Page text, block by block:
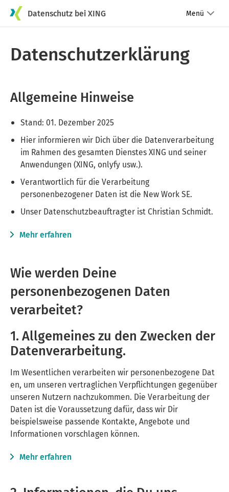
Datenschutz bei XING Menü
Datenschutzerklärung
Allgemeine Hinweise
Stand: 01. Dezember 2025
Hier informieren wir Dich über die Datenverarbeitung
im Rahmen des gesamten Dienstes XING und seiner
Anwendungen (XING, onlyfy usw.).
Verantwortlich für die Verarbeitung
personenbezogener Daten ist die New Work SE.
Unser Datenschutzbeauftragter ist Christian Schmidt.
Mehr erfahren
Wie werden Deine
personenbezogenen Daten
verarbeitet?
1. Allgemeines zu den Zwecken der
Datenverarbeitung.
Im Wesentlichen verarbeiten wir personenbezogene Dat
en, um unseren vertraglichen Verpflichtungen gegenüber
unseren Nutzern nachzukommen. Die Verarbeitung der
Daten ist die Voraussetzung dafür, dass wir Dir
beispielsweise passende Kontakte, Angebote und
Informationen vorschlagen können.
Mehr erfahren